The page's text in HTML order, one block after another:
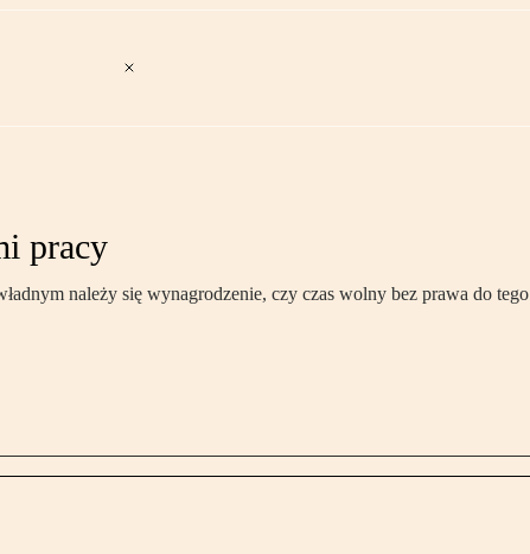
pracy
należy się wynagrodzenie, czy czas wolny bez prawa do